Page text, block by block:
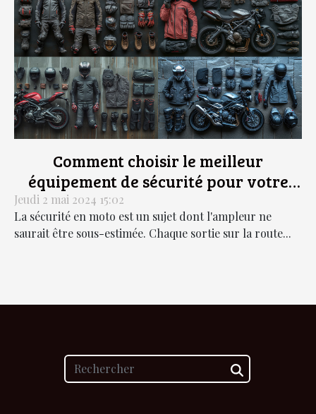
Comment choisir le meilleur
équipement de sécurité pour votre
moto : un guide complet
Jeudi 2 mai 2024 15:02
La sécurité en moto est un sujet dont l'ampleur ne
saurait être sous-estimée. Chaque sortie sur la route...